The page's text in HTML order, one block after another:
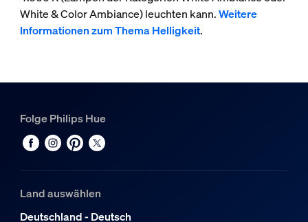
White & Color Ambiance) leuchten kann.Weitere
Informationen zum Thema Helligkeit.
Folge Philips Hue
Land auswählen
Deutschland - Deutsch